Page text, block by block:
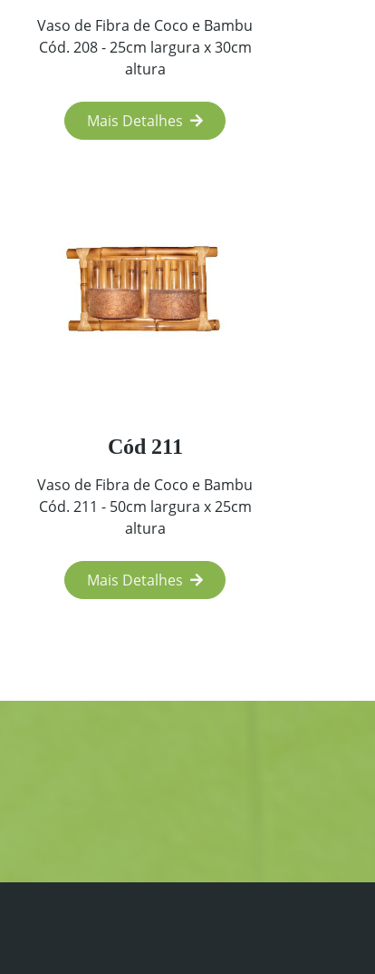
Vaso de Fibra de Coco e Bambu
Cód. 208 - 25cm largura x 30cm
altura
Mais Detalhes
Cód 211
Vaso de Fibra de Coco e Bambu
Cód. 211 - 50cm largura x 25cm
altura
Mais Detalhes